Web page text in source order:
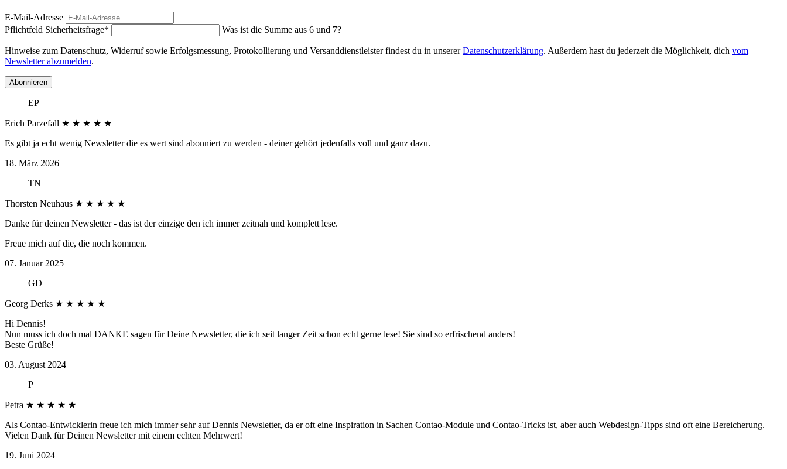
E-Mail-Adresse
Pflichtfeld Sicherheitsfrage* Was ist die Summe aus 6 und 7?
Hinweise zum Datenschutz, Widerruf sowie Erfolgsmessung, Protokollierung und Versanddienstleister findest du in unsererDatenschutzerklärung. Außerdem hast du jederzeit die Möglichkeit, dich vom
Newsletter abzumelden.
Abonnieren
EP
Erich Parzefall ★ ★ ★ ★ ★
Es gibt ja echt wenig Newsletter die es wert sind abonniert zu werden - deiner gehört jedenfalls voll und ganz dazu.
18. März 2026
TN
Thorsten Neuhaus ★ ★ ★ ★ ★
Danke für deinen Newsletter - das ist der einzige den ich immer zeitnah und komplett lese.
Freue mich auf die, die noch kommen.
07. Januar 2025
GD
Georg Derks ★ ★ ★ ★ ★
Hi Dennis!
Nun muss ich doch mal DANKE sagen für Deine Newsletter, die ich seit langer Zeit schon echt gerne lese! Sie sind so erfrischend anders!
Beste Grüße!
03. August 2024
P
Petra ★ ★ ★ ★ ★
Als Contao-Entwicklerin freue ich mich immer sehr auf Dennis Newsletter, da er oft eine Inspiration in Sachen Contao-Module und Contao-Tricks ist, aber auch Webdesign-Tipps sind oft eine Bereicherung.
Vielen Dank für Deinen Newsletter mit einem echten Mehrwert!
19. Juni 2024